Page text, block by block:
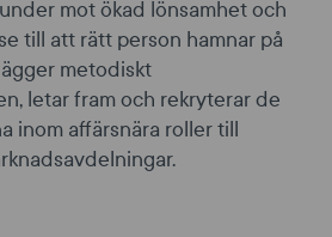
mot ökad lönsamhet och
till att rätt person hamnar på
metodiskt
letar fram och rekryterar de
inom affärsnära roller till